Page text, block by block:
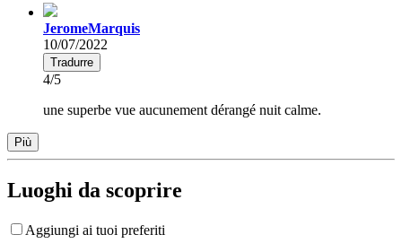
JeromeMarquis
10/07/2022
Tradurre
4/5
une superbe vue aucunement dérangé nuit calme.
Più
Luoghi da scoprire
Aggiungi ai tuoi preferiti